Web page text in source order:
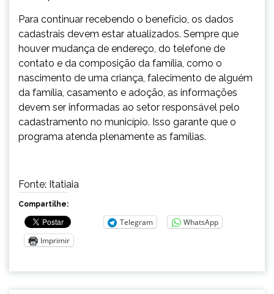
Para continuar recebendo o benefício, os dados
cadastrais devem estar atualizados. Sempre que
houver mudança de endereço, do telefone de
contato e da composição da família, como o
nascimento de uma criança, falecimento de alguém
da família, casamento e adoção, as informações
devem ser informadas ao setor responsável pelo
cadastramento no município. Isso garante que o
programa atenda plenamente as famílias.
Fonte: Itatiaia
Compartilhe:
Telegram
WhatsApp
Imprimir